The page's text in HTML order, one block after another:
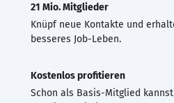
21 Mio. Mitglieder
Knüpf neue Kontakte und
besseres Job-Leben.
Kostenlos profitieren
Schon als Basis-Mitglied kannst